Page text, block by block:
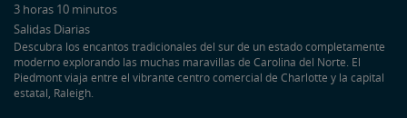
3 horas 10 minutos
Salidas Diarias
Descubra los encantos tradicionales del sur de un estado completamente
moderno explorando las muchas maravillas de Carolina del Norte. El
Piedmont viaja entre el vibrante centro comercial de Charlotte y la capital
estatal, Raleigh.